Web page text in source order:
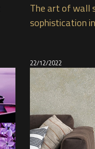
The art of wall
sophistication
22/12/2022